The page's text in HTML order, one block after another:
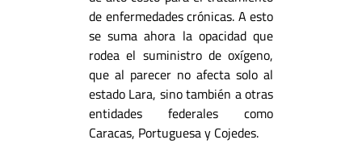
de enfermedades crónicas. A esto
se suma ahora la opacidad que
rodea el suministro de oxígeno,
que al parecer no afecta solo al
estado Lara, sino también a otras
entidades federales como
Caracas, Portuguesa y Cojedes.